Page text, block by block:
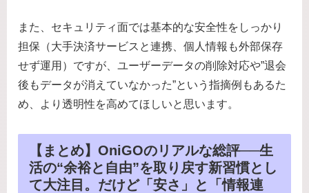
また、セキュリティ面では基本的な安全性をしっかり
担保（大手決済サービスと連携、個人情報も外部保存
せず運用）ですが、ユーザーデータの削除対応や”退会
後もデータが消えていなかった”という指摘例もあるた
め、より透明性を高めてほしいと思います。
【まとめ】OniGOのリアルな総評──生
活の“余裕と自由”を取り戻す新習慣とし
て大注目。だけど「安さ」と「情報連